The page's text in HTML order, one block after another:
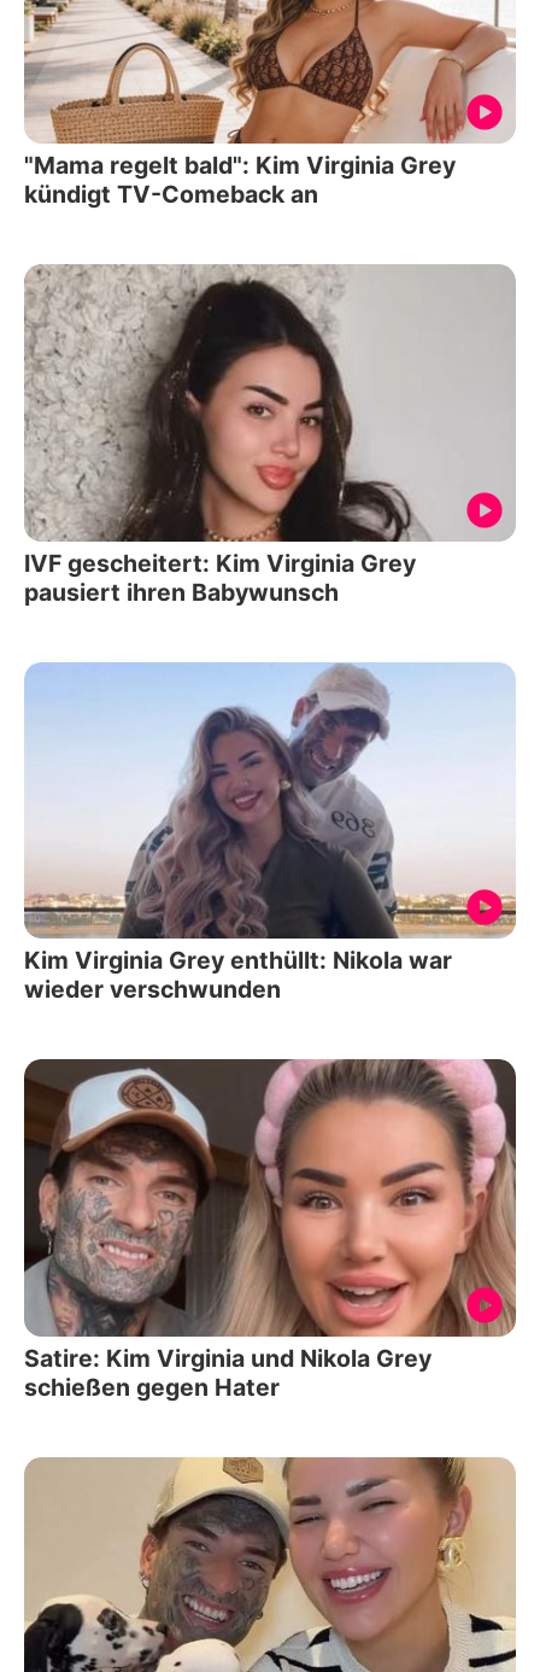
"Mama regelt bald": Kim Virginia Grey
kündigt TV-Comeback an
IVF gescheitert: Kim Virginia Grey
pausiert ihren Babywunsch
Kim Virginia Grey enthüllt: Nikola war
wieder verschwunden
Satire: Kim Virginia und Nikola Grey
schießen gegen Hater